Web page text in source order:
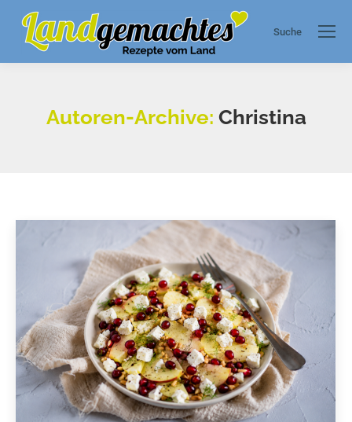
Search:
Suche
Autoren-Archive: Christina